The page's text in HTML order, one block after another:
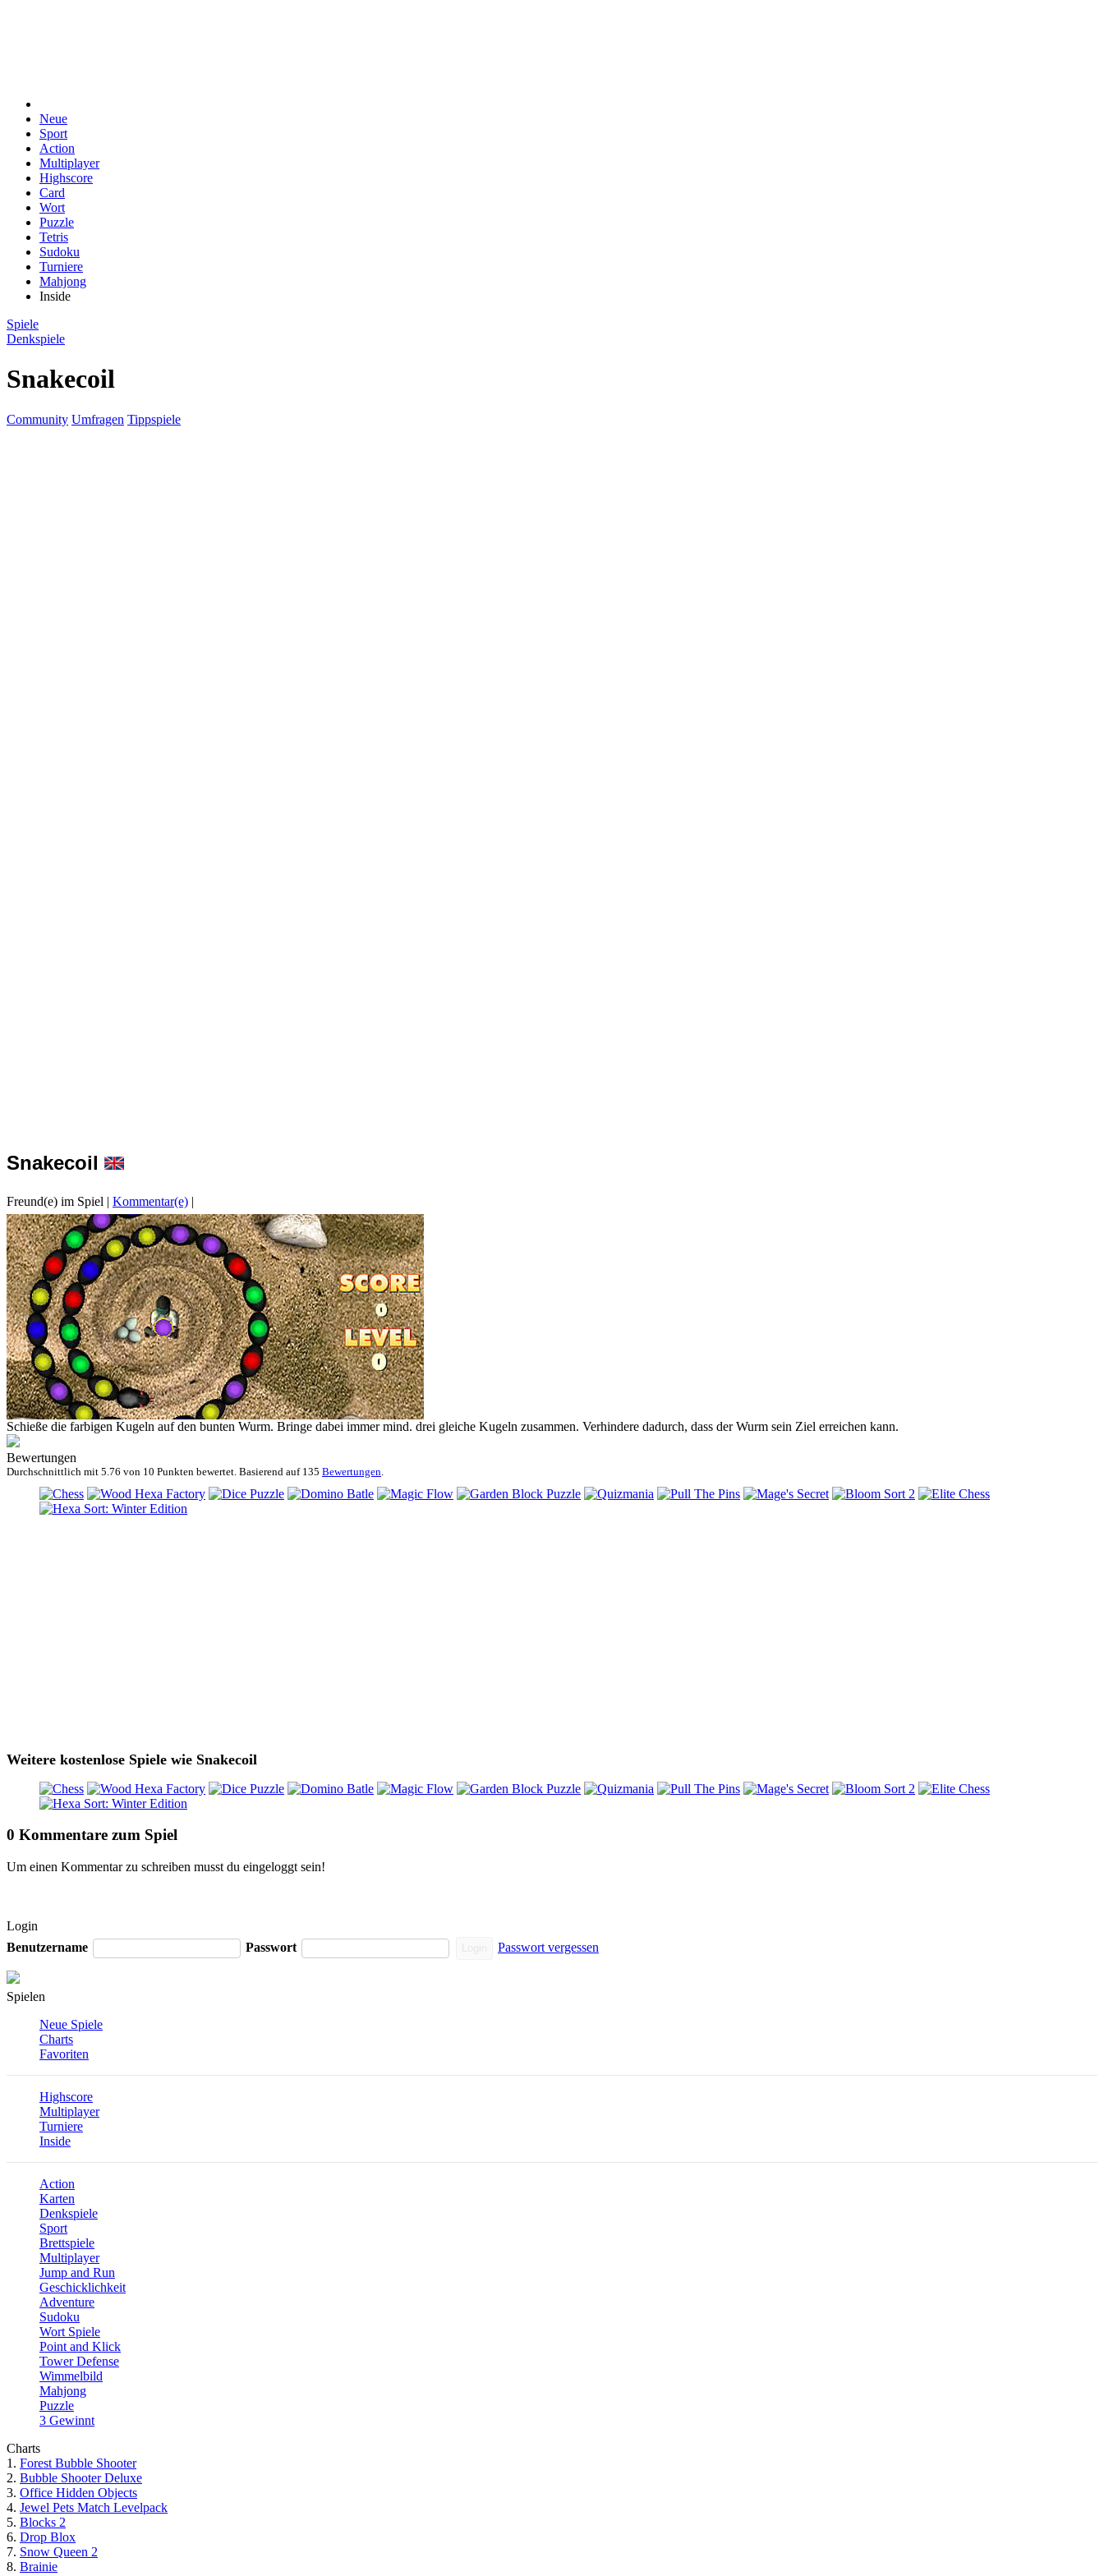
Neue
Sport
Action
Multiplayer
Highscore
Card
Wort
Puzzle
Tetris
Sudoku
Turniere
Mahjong
Inside
Spiele
Denkspiele
Snakecoil
Community Umfragen Tippspiele
Snakecoil
Freund(e) im Spiel | Kommentar(e) |
Schieße die farbigen Kugeln auf den bunten Wurm. Bringe dabei immer mind. drei gleiche Kugeln zusammen. Verhindere dadurch, dass der Wurm sein Ziel erreichen kann.
Bewertungen
Durchschnittlich mit 5.76 von 10 Punkten bewertet. Basierend auf 135 Bewertungen
Weitere kostenlose Spiele wie Snakecoil
0 Kommentare zum Spiel
Um einen Kommentar zu schreiben musst du eingeloggt sein!
Login
Benutzername
Passwort Passwort vergessen
Spielen
Neue Spiele
Charts
Favoriten
Highscore
Multiplayer
Turniere
Inside
Action
Karten
Denkspiele
Sport
Brettspiele
Multiplayer
Jump and Run
Geschicklichkeit
Adventure
Sudoku
Wort Spiele
Point and Klick
Tower Defense
Wimmelbild
Mahjong
Puzzle
3 Gewinnt
Charts
1. Forest Bubble Shooter
2. Bubble Shooter Deluxe
3. Office Hidden Objects
4. Jewel Pets Match Levelpack
5. Blocks 2
6. Drop Blox
7. Snow Queen 2
8. Brainie